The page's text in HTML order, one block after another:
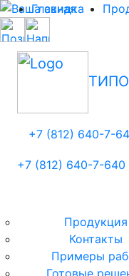
+7 (812) 640-7-
+7 (812) 640-7-640
Главная
Продукция
Контакты
Примеры
Готовые